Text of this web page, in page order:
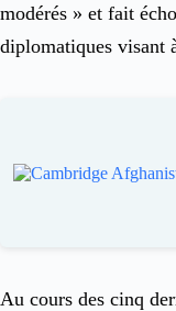
modérés » et fait
diplomatiques visant
Au cours des cinq